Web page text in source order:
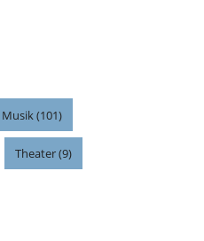
Musik (101)
Theater (9)